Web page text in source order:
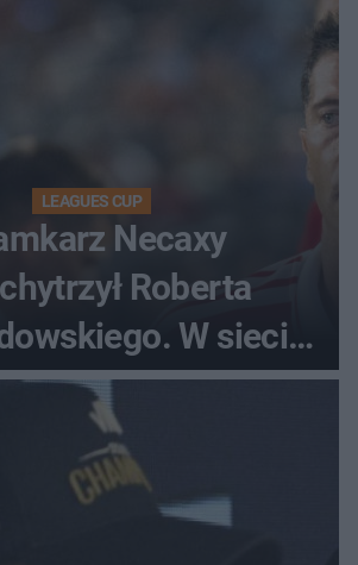
LEAGUES CUP
Necaxy
Roberta
W sieci
z tego pojedynku